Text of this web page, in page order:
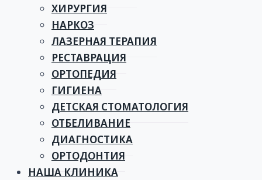
ХИРУРГИЯ
НАРКОЗ
ЛАЗЕРНАЯ ТЕРАПИЯ
РЕСТАВРАЦИЯ
ОРТОПЕДИЯ
ГИГИЕНА
ДЕТСКАЯ СТОМАТОЛОГИЯ
ОТБЕЛИВАНИЕ
ДИАГНОСТИКА
ОРТОДОНТИЯ
НАША КЛИНИКА